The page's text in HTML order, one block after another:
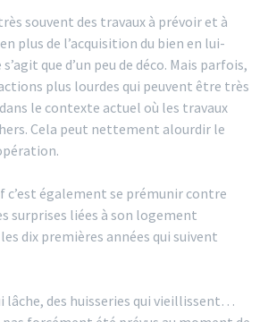
souvent des travaux à prévoir et à
plus de l’acquisition du bien en lui-
que d’un peu de déco. Mais parfois,
plus lourdes qui peuvent être très
le contexte actuel où les travaux
Cela peut nettement alourdir le
c’est également se prémunir contre
surprises liées à son logement
dix premières années qui suivent
lâche, des huisseries qui vieillissent…